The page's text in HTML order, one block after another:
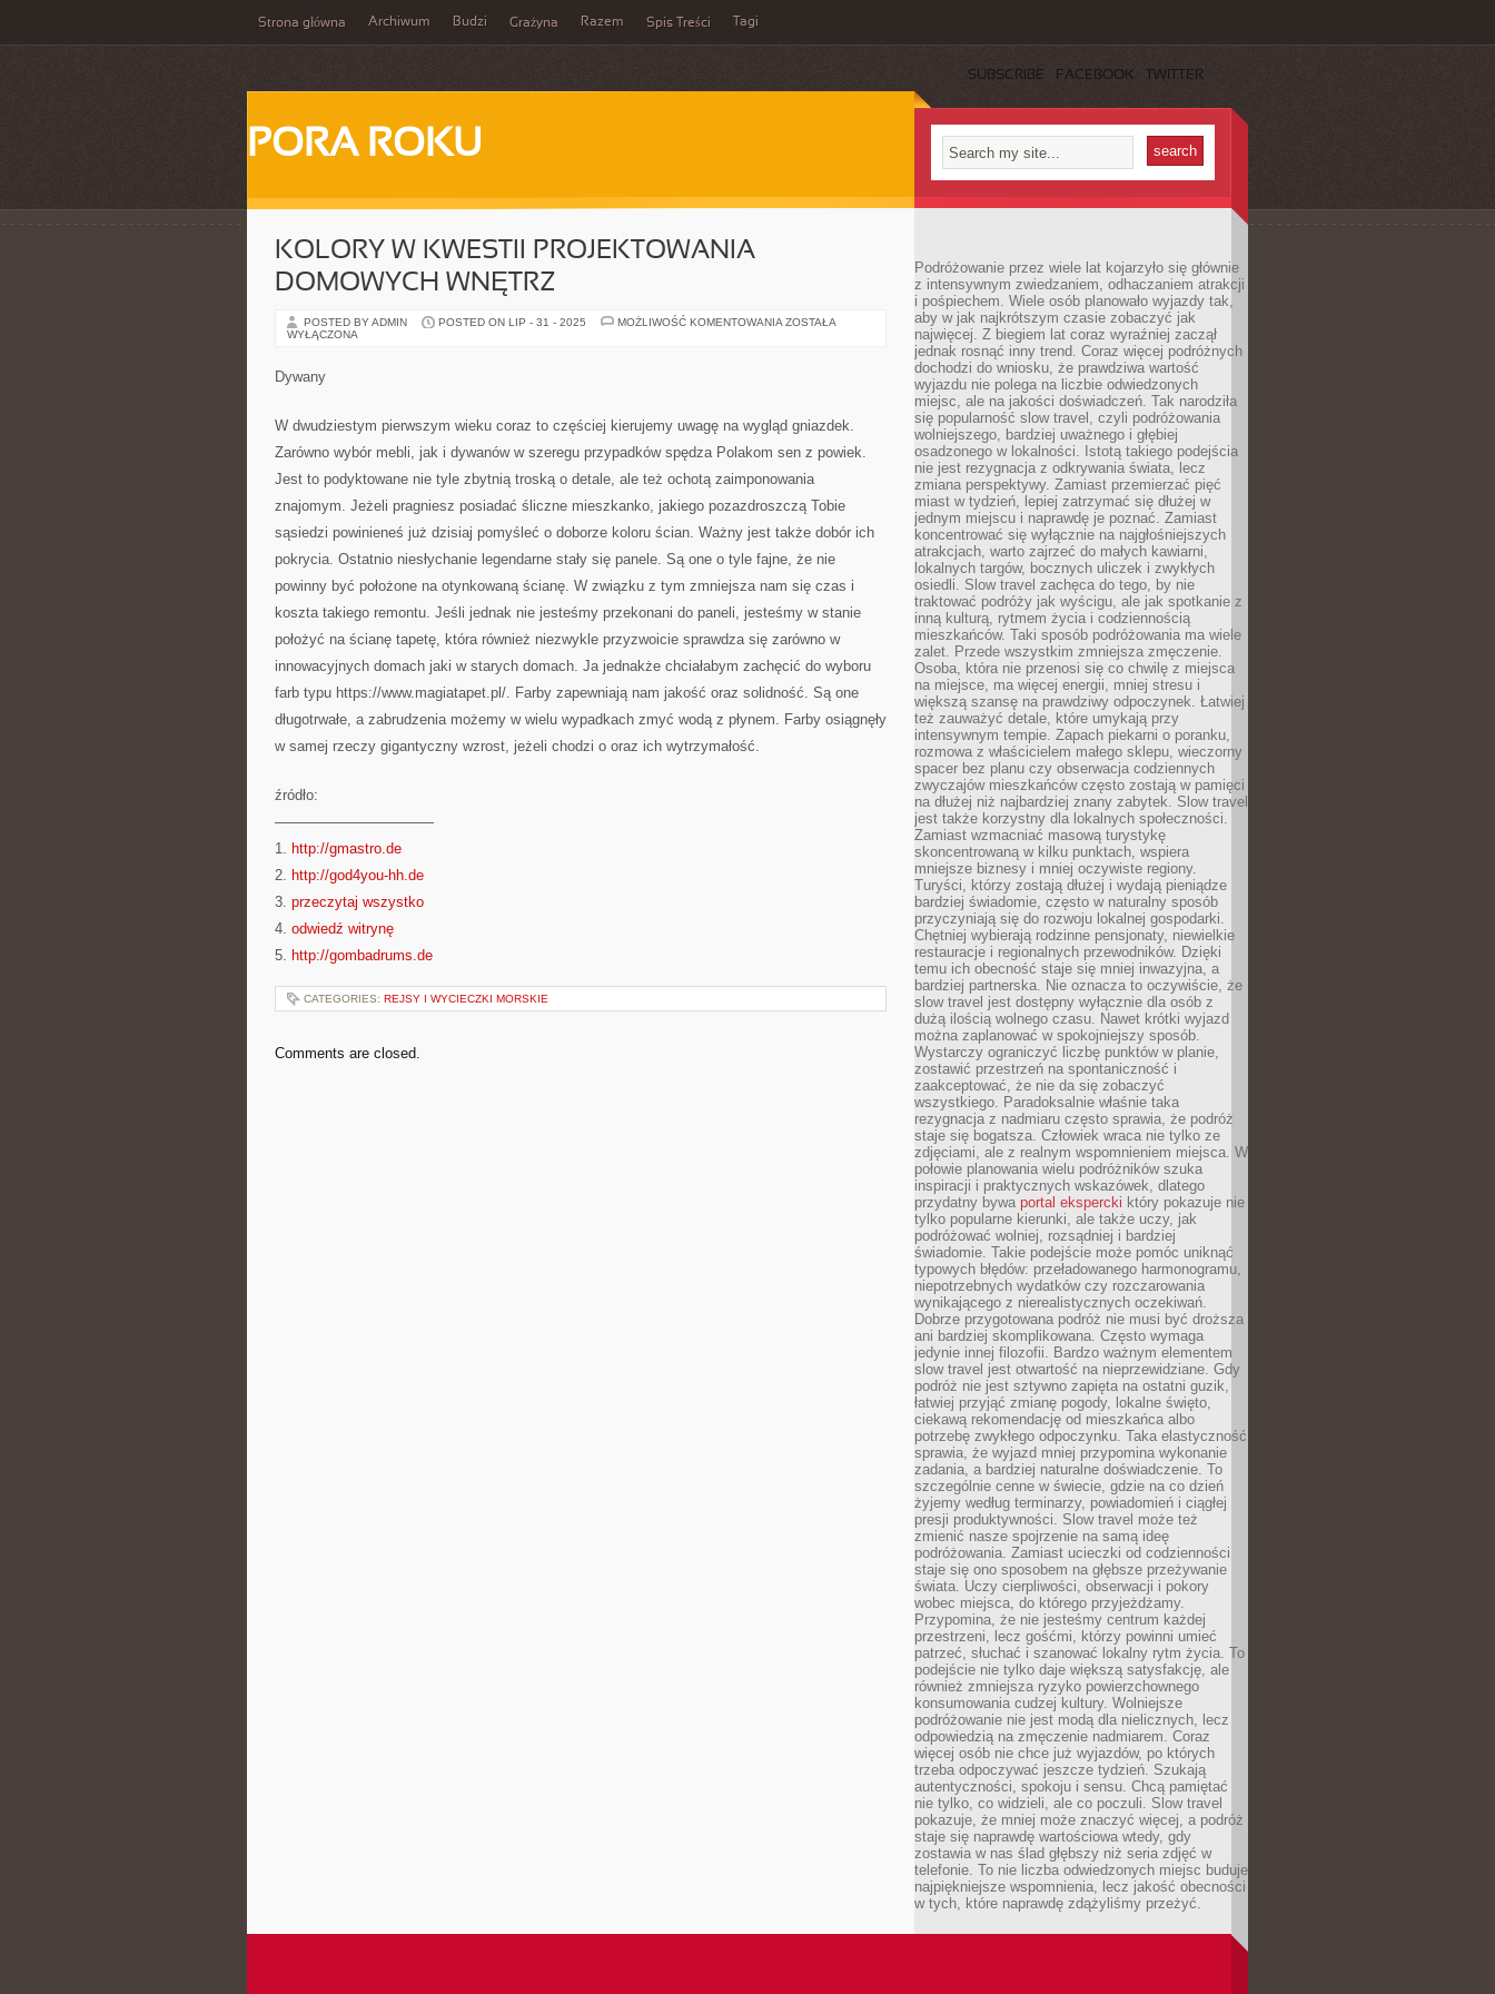
Strona główna Archiwum Budzi Grażyna Razem Spis Treści Tagi
SUBSCRIBE FACEBOOK TWITTER
PORA ROKU
KOLORY W KWESTII PROJEKTOWANIA
DOMOWYCH WNĘTRZ
POSTED BY ADMIN POSTED ON LIP - 31 - 2025 MOŻLIWOŚĆ KOMENTOWANIA KOLORY
ZOSTAŁA
WYŁĄCZONA
Dywany
W dwudziestym pierwszym wieku coraz to częściej kierujemy uwagę na wygląd gniazdek.
Zarówno wybór mebli, jak i dywanów w szeregu przypadków spędza Polakom sen z powiek.
Jest to podyktowane nie tyle zbytnią troską o detale, ale też ochotą zaimponowania
znajomym. Jeżeli pragniesz posiadać śliczne mieszkanko, jakiego pozazdroszczą Tobie
sąsiedzi powinieneś już dzisiaj pomyśleć o doborze koloru ścian. Ważny jest także dobór ich
pokrycia. Ostatnio niesłychanie legendarne stały się panele. Są one o tyle fajne, że nie
powinny być położone na otynkowaną ścianę. W związku z tym zmniejsza nam się czas i
koszta takiego remontu. Jeśli jednak nie jesteśmy przekonani do paneli, jesteśmy w stanie
położyć na ścianę tapetę, która również niezwykle przyzwoicie sprawdza się zarówno w
innowacyjnych domach jaki w starych domach. Ja jednakże chciałabym zachęcić do wyboru
farb typu https://www.magiatapet.pl/. Farby zapewniają nam jakość oraz solidność. Są one
długotrwałe, a zabrudzenia możemy w wielu wypadkach zmyć wodą z płynem. Farby osiągnęły
w samej rzeczy gigantyczny wzrost, jeżeli chodzi o oraz ich wytrzymałość.
źródło:
———————————
1. http://gmastro.de
2. http://god4you-hh.de
3. przeczytaj wszystko
4. odwiedź witrynę
5. http://gombadrums.de
CATEGORIES: REJSY I WYCIECZKI MORSKIE
Comments are closed.
Podróżowanie przez wiele lat kojarzyło się głównie
z intensywnym zwiedzaniem, odhaczaniem atrakcji
i pośpiechem. Wiele osób planowało wyjazdy tak,
aby w jak najkrótszym czasie zobaczyć jak
najwięcej. Z biegiem lat coraz wyraźniej zaczął
jednak rosnąć inny trend. Coraz więcej podróżnych
dochodzi do wniosku, że prawdziwa wartość
wyjazdu nie polega na liczbie odwiedzonych
miejsc, ale na jakości doświadczeń. Tak narodziła
się popularność slow travel, czyli podróżowania
wolniejszego, bardziej uważnego i głębiej
osadzonego w lokalności. Istotą takiego podejścia
nie jest rezygnacja z odkrywania świata, lecz
zmiana perspektywy. Zamiast przemierzać pięć
miast w tydzień, lepiej zatrzymać się dłużej w
jednym miejscu i naprawdę je poznać. Zamiast
koncentrować się wyłącznie na najgłośniejszych
atrakcjach, warto zajrzeć do małych kawiarni,
lokalnych targów, bocznych uliczek i zwykłych
osiedli. Slow travel zachęca do tego, by nie
traktować podróży jak wyścigu, ale jak spotkanie z
inną kulturą, rytmem życia i codziennością
mieszkańców. Taki sposób podróżowania ma wiele
zalet. Przede wszystkim zmniejsza zmęczenie.
Osoba, która nie przenosi się co chwilę z miejsca
na miejsce, ma więcej energii, mniej stresu i
większą szansę na prawdziwy odpoczynek. Łatwiej
też zauważyć detale, które umykają przy
intensywnym tempie. Zapach piekarni o poranku,
rozmowa z właścicielem małego sklepu, wieczorny
spacer bez planu czy obserwacja codziennych
zwyczajów mieszkańców często zostają w pamięci
na dłużej niż najbardziej znany zabytek. Slow travel
jest także korzystny dla lokalnych społeczności.
Zamiast wzmacniać masową turystykę
skoncentrowaną w kilku punktach, wspiera
mniejsze biznesy i mniej oczywiste regiony.
Turyści, którzy zostają dłużej i wydają pieniądze
bardziej świadomie, często w naturalny sposób
przyczyniają się do rozwoju lokalnej gospodarki.
Chętniej wybierają rodzinne pensjonaty, niewielkie
restauracje i regionalnych przewodników. Dzięki
temu ich obecność staje się mniej inwazyjna, a
bardziej partnerska. Nie oznacza to oczywiście, że
slow travel jest dostępny wyłącznie dla osób z
dużą ilością wolnego czasu. Nawet krótki wyjazd
można zaplanować w spokojniejszy sposób.
Wystarczy ograniczyć liczbę punktów w planie,
zostawić przestrzeń na spontaniczność i
zaakceptować, że nie da się zobaczyć
wszystkiego. Paradoksalnie właśnie taka
rezygnacja z nadmiaru często sprawia, że podróż
staje się bogatsza. Człowiek wraca nie tylko ze
zdjęciami, ale z realnym wspomnieniem miejsca. W
połowie planowania wielu podróżników szuka
inspiracji i praktycznych wskazówek, dlatego
przydatny bywa portal ekspercki który pokazuje nie
tylko popularne kierunki, ale także uczy, jak
podróżować wolniej, rozsądniej i bardziej
świadomie. Takie podejście może pomóc uniknąć
typowych błędów: przeładowanego harmonogramu,
niepotrzebnych wydatków czy rozczarowania
wynikającego z nierealistycznych oczekiwań.
Dobrze przygotowana podróż nie musi być droższa
ani bardziej skomplikowana. Często wymaga
jedynie innej filozofii. Bardzo ważnym elementem
slow travel jest otwartość na nieprzewidziane. Gdy
podróż nie jest sztywno zapięta na ostatni guzik,
łatwiej przyjąć zmianę pogody, lokalne święto,
ciekawą rekomendację od mieszkańca albo
potrzebę zwykłego odpoczynku. Taka elastyczność
sprawia, że wyjazd mniej przypomina wykonanie
zadania, a bardziej naturalne doświadczenie. To
szczególnie cenne w świecie, gdzie na co dzień
żyjemy według terminarzy, powiadomień i ciągłej
presji produktywności. Slow travel może też
zmienić nasze spojrzenie na samą ideę
podróżowania. Zamiast ucieczki od codzienności
staje się ono sposobem na głębsze przeżywanie
świata. Uczy cierpliwości, obserwacji i pokory
wobec miejsca, do którego przyjeżdżamy.
Przypomina, że nie jesteśmy centrum każdej
przestrzeni, lecz gośćmi, którzy powinni umieć
patrzeć, słuchać i szanować lokalny rytm życia. To
podejście nie tylko daje większą satysfakcję, ale
również zmniejsza ryzyko powierzchownego
konsumowania cudzej kultury. Wolniejsze
podróżowanie nie jest modą dla nielicznych, lecz
odpowiedzią na zmęczenie nadmiarem. Coraz
więcej osób nie chce już wyjazdów, po których
trzeba odpoczywać jeszcze tydzień. Szukają
autentyczności, spokoju i sensu. Chcą pamiętać
nie tylko, co widzieli, ale co poczuli. Slow travel
pokazuje, że mniej może znaczyć więcej, a podróż
staje się naprawdę wartościowa wtedy, gdy
zostawia w nas ślad głębszy niż seria zdjęć w
telefonie. To nie liczba odwiedzonych miejsc buduje
najpiękniejsze wspomnienia, lecz jakość obecności
w tych, które naprawdę zdążyliśmy przeżyć.